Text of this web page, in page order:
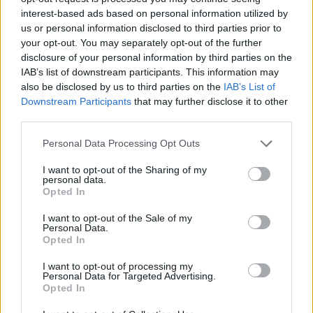
interest-based ads based on personal information utilized by
us or personal information disclosed to third parties prior to
your opt-out. You may separately opt-out of the further
disclosure of your personal information by third parties on the
IAB’s list of downstream participants. This information may
also be disclosed by us to third parties on the IAB’s List of
Downstream Participants that may further disclose it to other
Personal Data Processing Opt Outs
I want to opt-out of the Sharing of my
personal data.
Opted In
I want to opt-out of the Sale of my
Personal Data.
Opted In
I want to opt-out of processing my
Personal Data for Targeted Advertising.
Opted In
Infine, l’allenatore ha assicurato che il club ha ben chiari
gli aspetti da correggere per tornare competitivo ai
massimi livelli.
“Credo che sappiamo molto bene cosa dobbiamo
migliorare”, ha concluso
Anno di Fondazione:1892
Stadio:Anfield (45.276)